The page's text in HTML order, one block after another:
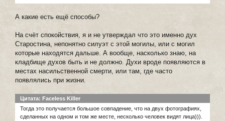
А какие есть ещё способы?
На счёт спокойствия, я и не утверждал что это именно дух
Старостина, непонятно силуэт с этой могилы, или с могил
которые находятся дальше. А вообще, насколько знаю, на
кладбище духов быть и не должно. Духи вроде появляются в
местах насильственной смерти, или там, где часто
появлялись при жизни.
Цитата: Faceless Killer
Тогда это получается большое совпадение, что на двух фотографиях,
сделанных на одном и том же месте, несколько человек видят лица))).